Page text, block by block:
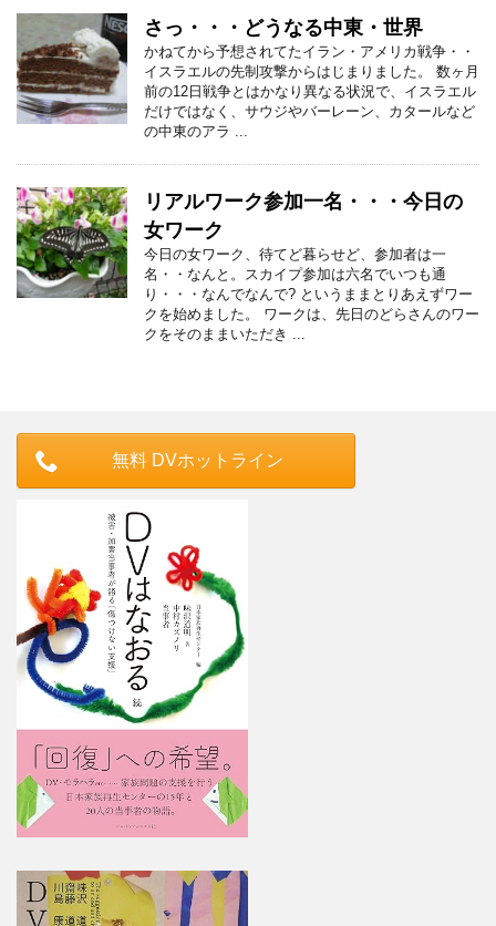
さっ・・・どうなる中東・世界
かねてから予想されてたイラン・アメリカ戦争・・
イスラエルの先制攻撃からはじまりました。 数ヶ月
前の12日戦争とはかなり異なる状況で、イスラエル
だけではなく、サウジやバーレーン、カタールなど
の中東のアラ ...
リアルワーク参加一名・・・今日の
女ワーク
今日の女ワーク、待てど暮らせど、参加者は一
名・・なんと。スカイプ参加は六名でいつも通
り・・・なんでなんで? というままとりあえずワー
クを始めました。 ワークは、先日のどらさんのワー
クをそのままいただき ...
無料 DVホットライン